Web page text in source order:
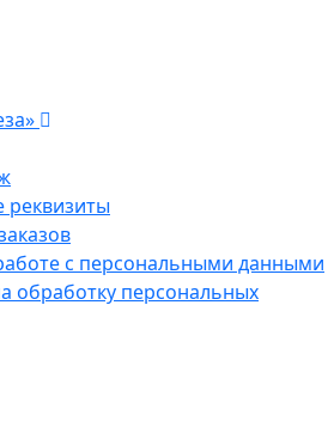
с персональными данными
обработку персональных